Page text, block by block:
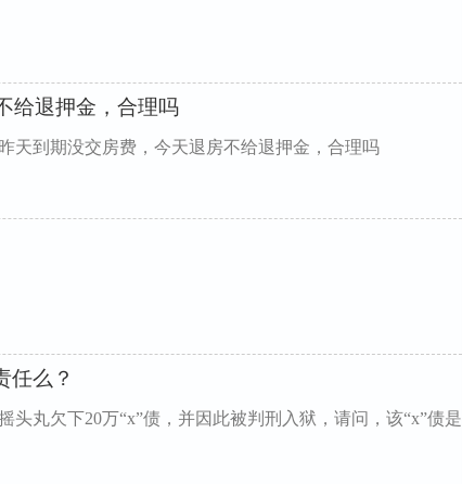
给退押金，合理吗
天到期没交房费，今天退房不给退押金，合理吗
任么？
头丸欠下20万“x”债，并因此被判刑入狱，请问，该“x”债是